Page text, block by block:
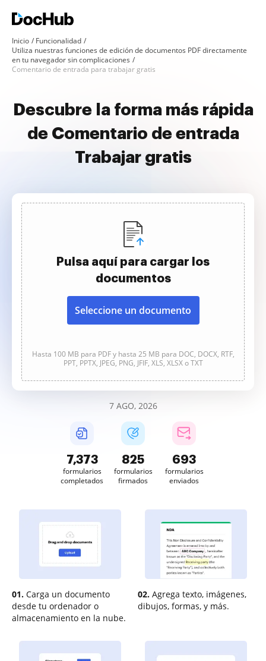
Inicio
Funcionalidad
Utiliza nuestras funciones de edición de documentos PDF directamente
en tu navegador sin complicaciones
Comentario de entrada para trabajar gratis
Descubre la forma más rápida
de Comentario de entrada
Trabajar gratis
Pulsa aquí para cargar los
documentos
Seleccione un documento
Hasta 100 MB para PDF y hasta 25 MB para DOC, DOCX, RTF,
PPT, PPTX, JPEG, PNG, JFIF, XLS, XLSX o TXT
7 AGO, 2026
7,374
formularios
completados
825
formularios
firmados
693
formularios
enviados
01. Carga un documento
desde tu ordenador o
almacenamiento en la nube.
02. Agrega texto, imágenes,
dibujos, formas, y más.